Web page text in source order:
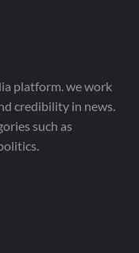
platform. we work
credibility in news.
such as